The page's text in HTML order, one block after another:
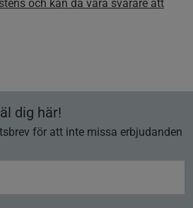
och kan då vara svårare att
dig här!
för att inte missa erbjudanden